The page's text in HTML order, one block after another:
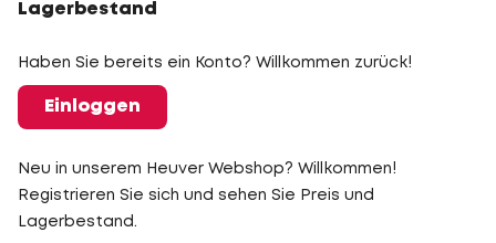
Lagerbestand
Haben Sie bereits ein Konto? Willkommen zurück!
Einloggen
Neu in unserem Heuver Webshop? Willkommen!
Registrieren Sie sich und sehen Sie Preis und
Lagerbestand.